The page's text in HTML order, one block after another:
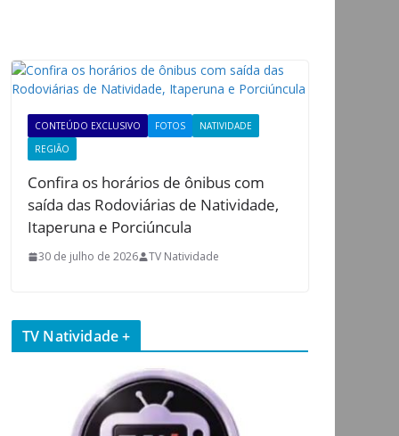
CONTEÚDO EXCLUSIVO FOTOS
NATIVIDADE
REGIÃO
Confira os horários de ônibus com
saída das Rodoviárias de Natividade,
Itaperuna e Porciúncula
30 de julho de 2026 TV Natividade
TV Natividade +